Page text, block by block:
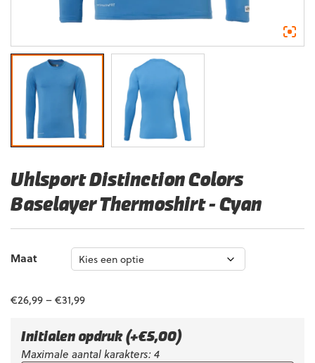
Uhlsport Distinction Colors
Baselayer Thermoshirt – Cyan
Maat
€26,99–€31,99
Initialen opdruk (+€5,00)
Maximale aantal karakters: 4